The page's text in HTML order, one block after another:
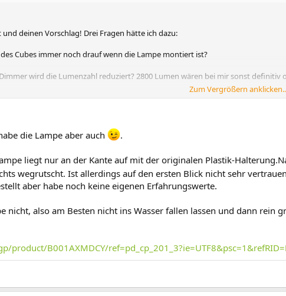
deinen Vorschlag! Drei Fragen hätte ich dazu:
Cubes immer noch drauf wenn die Lampe montiert ist?
wird die Lumenzahl reduziert? 2800 Lumen wären bei mir sonst definitiv
bereits in Betrieb hast, treten bei dir schon Mängel auf? Sind LEDs schon
Zum Vergrößern
die Lampe aber auch
.
liegt nur an der Kante auf mit der originalen Plastik-
wegrutscht. Ist allerdings auf den ersten Blick nicht sehr
aber habe noch keine eigenen Erfahrungswerte.
nicht, also am Besten nicht ins Wasser fallen lassen und dann rein
B001AXMDCY/